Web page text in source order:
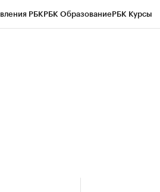
РБКРБК ОбразованиеРБК Курсы